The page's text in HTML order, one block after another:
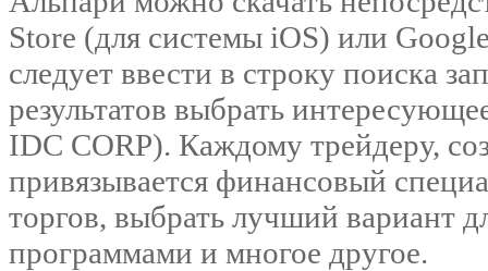
Store (для системы iOS) или
следует ввести в строку поиска
результатов выбрать
IDC CORP). Каждому трейдеру,
привязывается финансовый
торгов, выбрать лучший вариант
программами и многое другое.